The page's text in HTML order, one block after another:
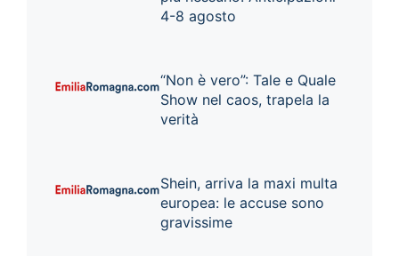
4-8 agosto
“Non è vero”: Tale e Quale
Show nel caos, trapela la
verità
Shein, arriva la maxi multa
europea: le accuse sono
gravissime